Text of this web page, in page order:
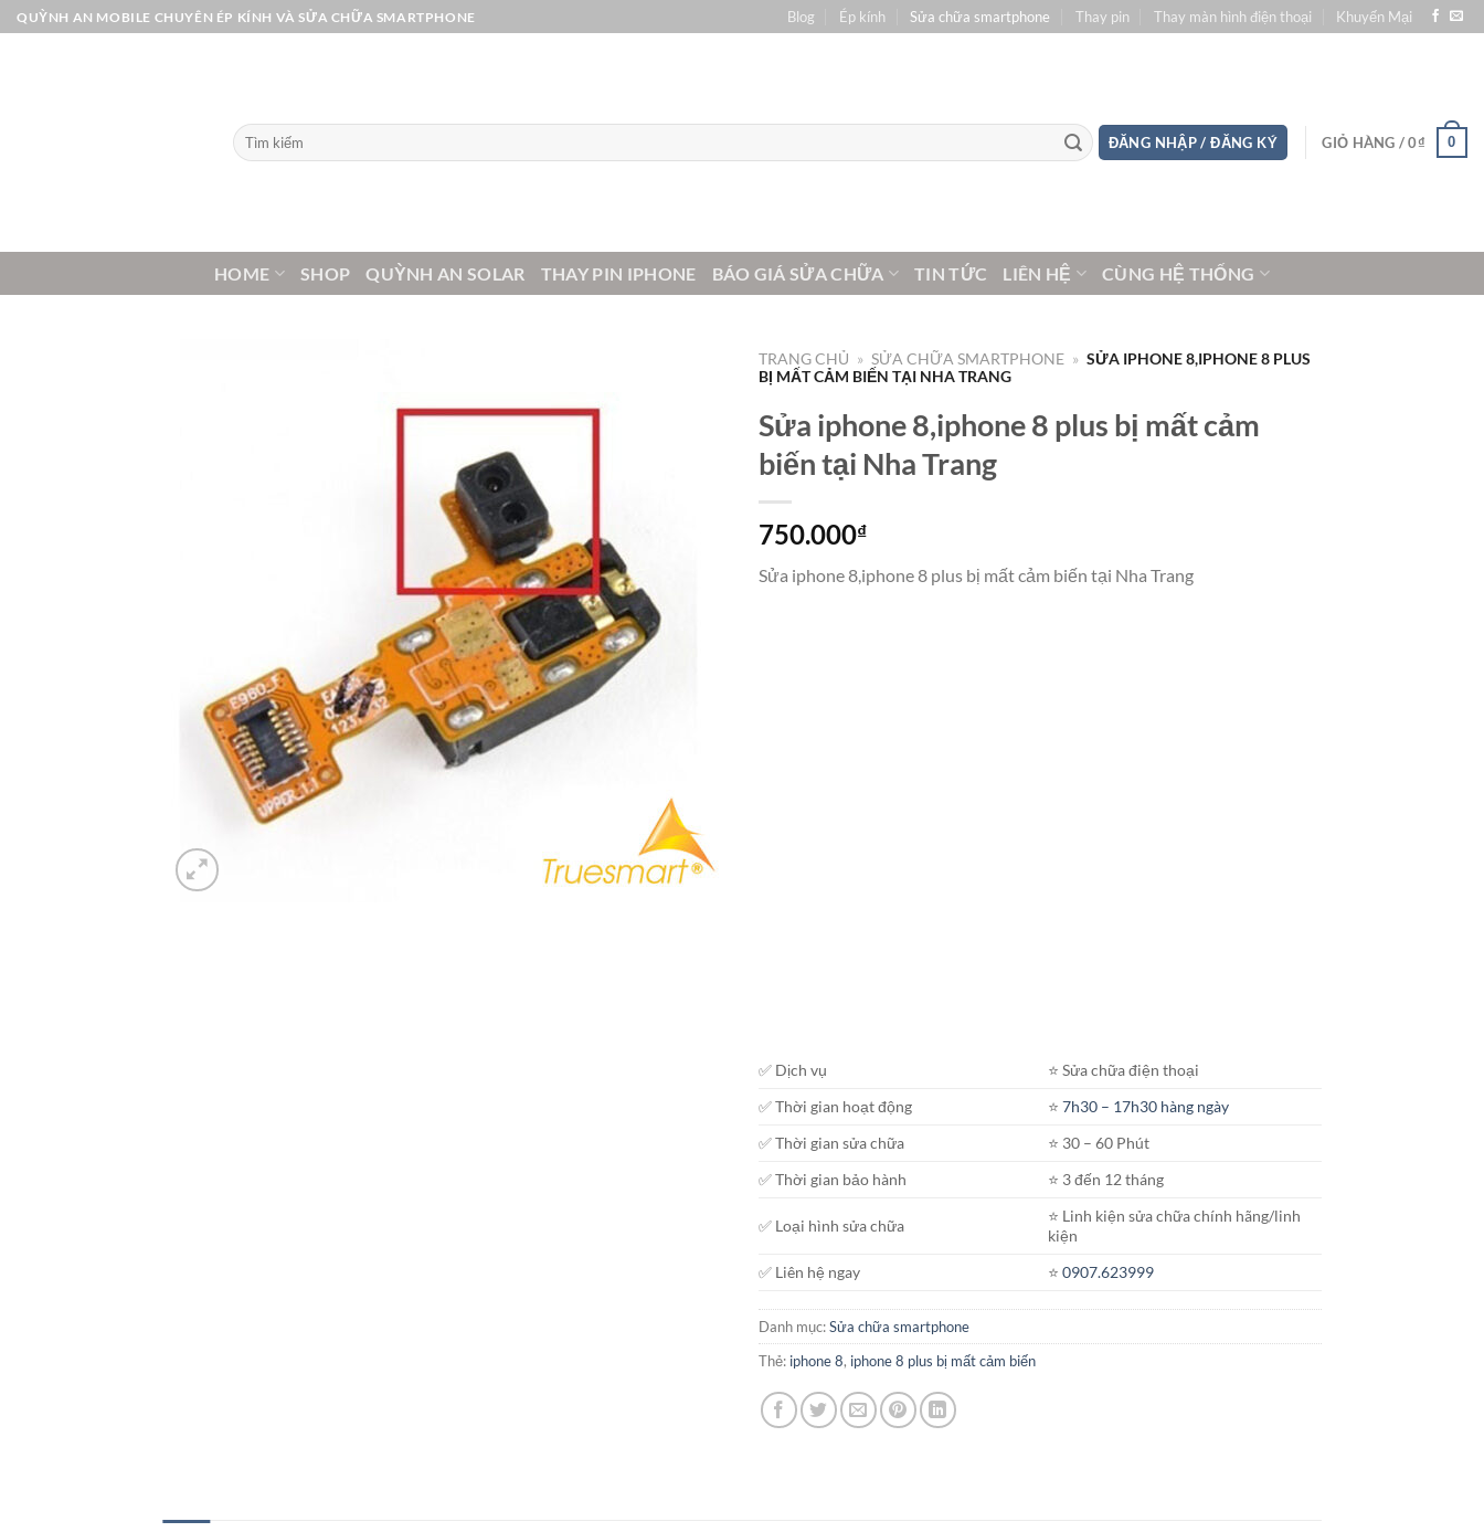
Bỏ
qua
QUỲNH AN MOBILE CHUYÊN ÉP KÍNH VÀ SỬA CHỮA SMARTPHONE Blog Ép kính Sửa chữa smartphone Thay pin Thay màn hình điện thoại Khuyến Mại
Tìm
kiếm:
ĐĂNG NHẬP / ĐĂNG KÝ GIỎ HÀNG /0₫ 0
HOME SHOP QUỲNH AN SOLAR THAY PIN IPHONE BÁO GIÁ SỬA CHỮA TIN TỨC LIÊN HỆ CÙNG HỆ THỐNG
TRANG CHỦ » SỬA CHỮA SMARTPHONE » SỬA IPHONE 8,IPHONE 8 PLUS
BỊ MẤT CẢM BIẾN TẠI NHA TRANG
Sửa iphone 8,iphone 8 plus bị mất cảm
biến tại Nha Trang
750.000₫
Sửa iphone 8,iphone 8 plus bị mất cảm biến tại Nha Trang
✅ Dịch vụ
⭐️ Sửa chữa điện thoại
✅ Thời gian hoạt động
⭐️7h30 – 17h30 hàng ngày
✅ Thời gian sửa chữa
⭐️ 30 – 60 Phút
✅ Thời gian bảo hành
⭐️ 3 đến 12 tháng
✅ Loại hình sửa chữa
⭐️ Linh kiện sửa chữa chính hãng/linh
kiện
✅ Liên hệ ngay
⭐️0907.623999
Danh mục:Sửa chữa smartphone
Thẻ: iphone 8, iphone 8 plus bị mất cảm biến